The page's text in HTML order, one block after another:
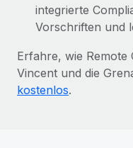
integrierte
Vorschriften und
Erfahre, wie Remote
Vincent und die
kostenlos.